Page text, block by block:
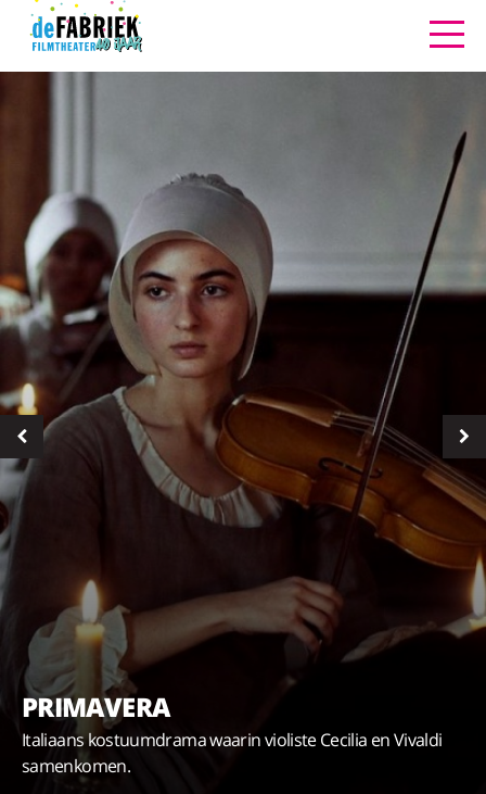
PRIMAVERA
Italiaans kostuumdrama waarin violiste Cecilia en Vivaldi
samenkomen.